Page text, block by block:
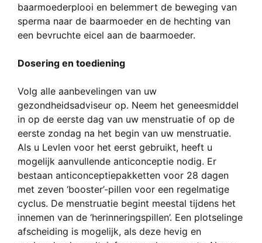
baarmoederplooi en belemmert de beweging van
sperma naar de baarmoeder en de hechting van
een bevruchte eicel aan de baarmoeder.
Dosering en toediening
Volg alle aanbevelingen van uw
gezondheidsadviseur op. Neem het geneesmiddel
in op de eerste dag van uw menstruatie of op de
eerste zondag na het begin van uw menstruatie.
Als u Levlen voor het eerst gebruikt, heeft u
mogelijk aanvullende anticonceptie nodig. Er
bestaan anticonceptiepakketten voor 28 dagen
met zeven ‘booster’-pillen voor een regelmatige
cyclus. De menstruatie begint meestal tijdens het
innemen van de ‘herinneringspillen’. Een plotselinge
afscheiding is mogelijk, als deze hevig en